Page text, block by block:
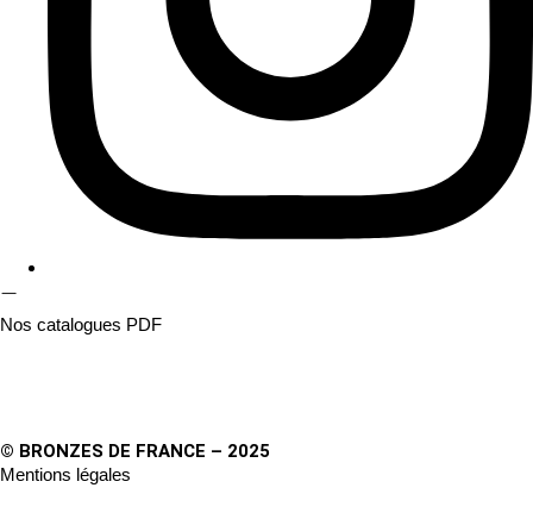
Nos catalogues PDF
© BRONZES DE FRANCE – 2025
Mentions légales